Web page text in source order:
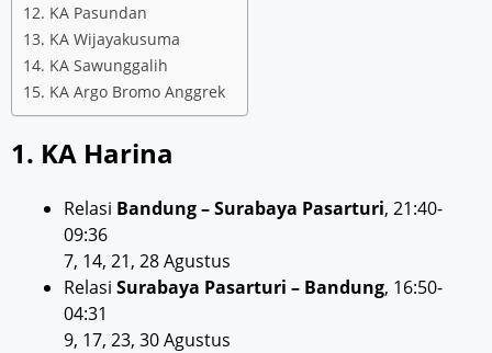
12. KA Pasundan
13. KA Wijayakusuma
14. KA Sawunggalih
15. KA Argo Bromo Anggrek
1. KA Harina
Relasi Bandung – Surabaya Pasarturi, 21:40-
09:36
7, 14, 21, 28 Agustus
Relasi Surabaya Pasarturi – Bandung, 16:50-
04:31
9, 17, 23, 30 Agustus